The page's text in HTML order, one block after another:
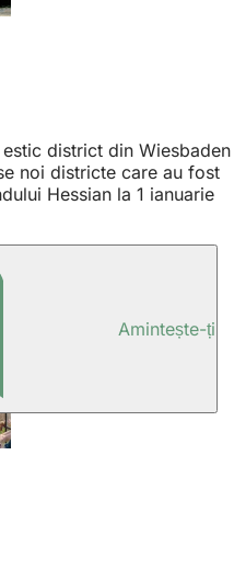
district din Wiesbaden
noi districte care au fost
Hessian la 1 ianuarie
Amintește-ți